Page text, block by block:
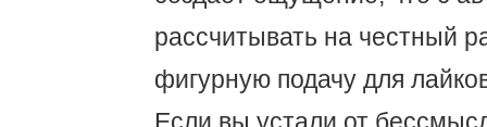
рассчитывать на честный
фигурную подачу для